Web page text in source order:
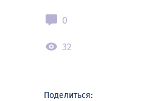
0
32
Поделиться: